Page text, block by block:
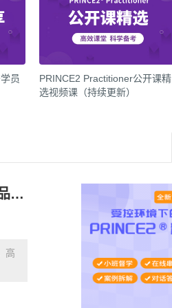
员
PRINCE2 Practitioner公开课精
选视频课（持续更新）
2026年PRINCE2 Practitioner第六期精品督学班【第七版】（培训费+考试费）
高